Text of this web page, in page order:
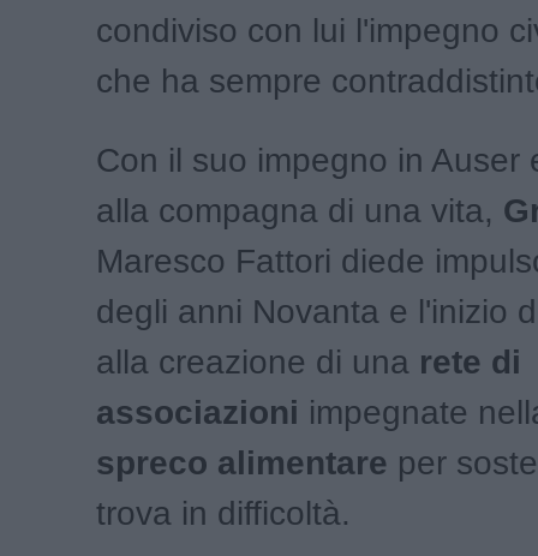
condiviso con lui l'impegno
che ha sempre
Con il suo impegno in Auser
alla compagna di una vita,
Maresco Fattori diede
degli anni Novanta e l'inizio
alla creazione di una rete di
associazioni impegnate
spreco alimentare per
trova in difficoltà.